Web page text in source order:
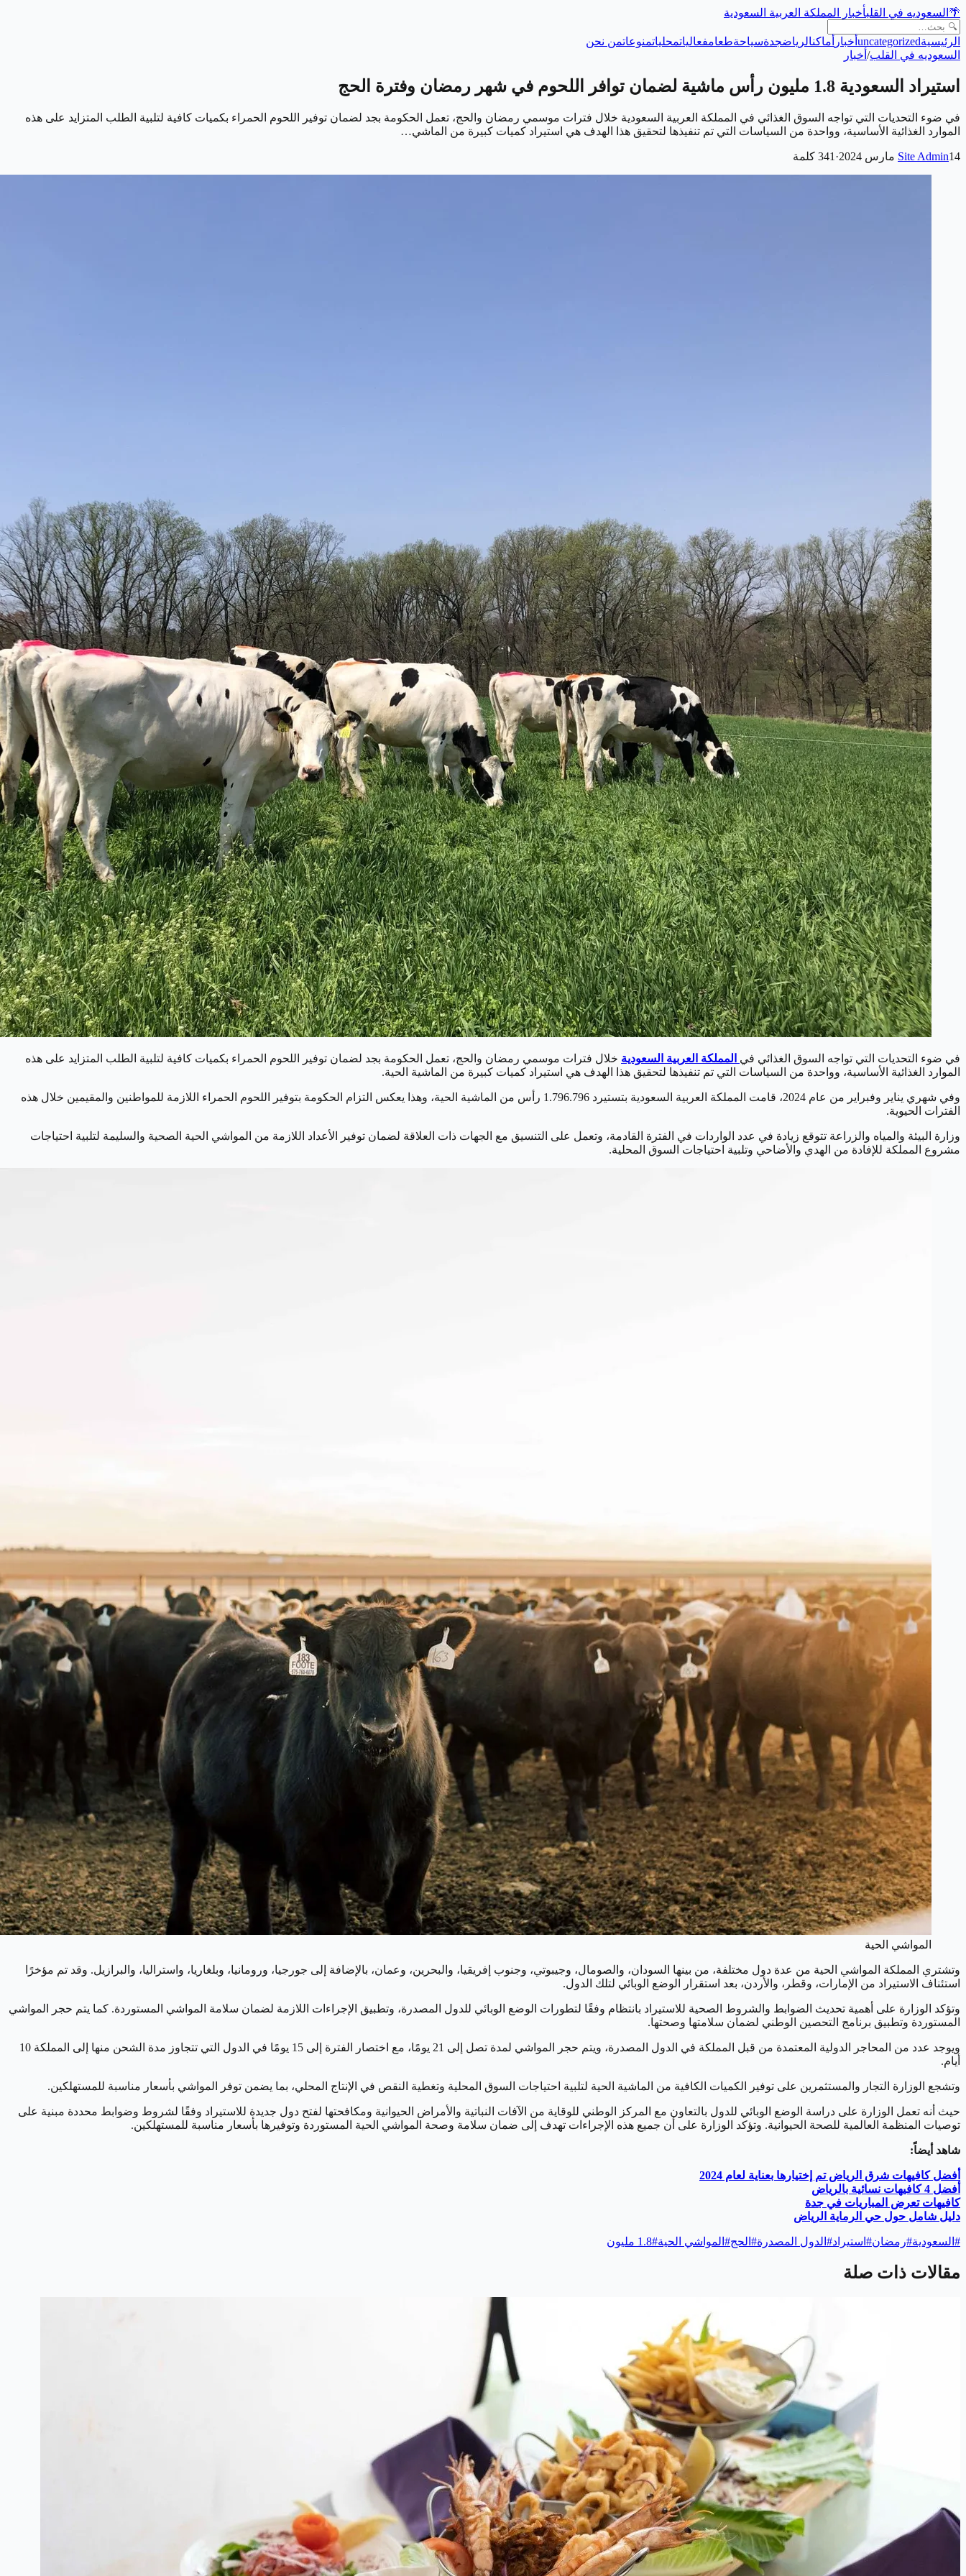
🌴 السعوديه في القلبأخبار المملكة العربية السعودية
الرئيسيةuncategorized أخبار أماكنالرياضجدةسياحةطعامفعالياتمحلياتمنوعاتمن نحن
السعوديه في القلب/ أخبار
استيراد السعودية 1.8 مليون رأس ماشية لضمان توافر اللحوم في شهر رمضان وفترة الحج
في ضوء التحديات التي تواجه السوق الغذائي في المملكة العربية السعودية خلال فترات موسمي رمضان والحج، تعمل الحكومة بجد لضمان توفير اللحوم الحمراء بكميات كافية لتلبية الطلب المتزايد على هذه
الموارد الغذائية الأساسية، وواحدة من السياسات التي تم تنفيذها لتحقيق هذا الهدف هي استيراد كميات كبيرة من الماشي…
Site Admin14 مارس 2024 ·
341 كلمة
في ضوء التحديات التي تواجه السوق الغذائي في المملكة العربية السعودية خلال فترات موسمي رمضان والحج، تعمل الحكومة بجد لضمان توفير اللحوم الحمراء بكميات كافية لتلبية الطلب المتزايد على هذه
الموارد الغذائية الأساسية، وواحدة من السياسات التي تم تنفيذها لتحقيق هذا الهدف هي استيراد كميات كبيرة من الماشية الحية.
وفي شهري يناير وفبراير من عام 2024، قامت المملكة العربية السعودية بتستيرد 1.796.796 رأس من الماشية الحية، وهذا يعكس التزام الحكومة بتوفير اللحوم الحمراء اللازمة للمواطنين والمقيمين خلال هذه
الفترات الحيوية.
وزارة البيئة والمياه والزراعة تتوقع زيادة في عدد الواردات في الفترة القادمة، وتعمل على التنسيق مع الجهات ذات العلاقة لضمان توفير الأعداد اللازمة من المواشي الحية الصحية والسليمة لتلبية احتياجات
مشروع المملكة للإفادة من الهدي والأضاحي وتلبية احتياجات السوق المحلية.
المواشي الحية
وتشتري المملكة المواشي الحية من عدة دول مختلفة، من بينها السودان، والصومال، وجيبوتي، وجنوب إفريقيا، والبحرين، وعمان، بالإضافة إلى جورجيا، ورومانيا، وبلغاريا، واستراليا، والبرازيل. وقد تم مؤخرًا
استئناف الاستيراد من الإمارات، وقطر، والأردن، بعد استقرار الوضع الوبائي لتلك الدول.
وتؤكد الوزارة على أهمية تحديث الضوابط والشروط الصحية للاستيراد بانتظام وفقًا لتطورات الوضع الوبائي للدول المصدرة، وتطبيق الإجراءات اللازمة لضمان سلامة المواشي المستوردة. كما يتم حجر المواشي
المستوردة وتطبيق برنامج التحصين الوطني لضمان سلامتها وصحتها.
ويوجد عدد من المحاجر الدولية المعتمدة من قبل المملكة في الدول المصدرة، ويتم حجر المواشي لمدة تصل إلى 21 يومًا، مع اختصار الفترة إلى 15 يومًا في الدول التي تتجاوز مدة الشحن منها إلى المملكة 10
أيام.
وتشجع الوزارة التجار والمستثمرين على توفير الكميات الكافية من الماشية الحية لتلبية احتياجات السوق المحلية وتغطية النقص في الإنتاج المحلي، بما يضمن توفر المواشي بأسعار مناسبة للمستهلكين.
حيث أنه تعمل الوزارة على دراسة الوضع الوبائي للدول بالتعاون مع المركز الوطني للوقاية من الآفات النباتية والأمراض الحيوانية ومكافحتها لفتح دول جديدة للاستيراد وفقًا لشروط وضوابط محددة مبنية على
توصيات المنظمة العالمية للصحة الحيوانية. وتؤكد الوزارة على أن جميع هذه الإجراءات تهدف إلى ضمان سلامة وصحة المواشي الحية المستوردة وتوفيرها بأسعار مناسبة للمستهلكين.
شاهد أيضاً:
أفضل كافيهات شرق الرياض تم إختيارها بعناية لعام 2024
أفضل 4 كافيهات نسائية بالرياض
كافيهات تعرض المباريات في جدة
دليل شامل حول حي الرماية الرياض
# السعودية#رمضان# استيراد# الدول المصدرة# الحج# المواشي الحية#1.8 مليون
مقالات ذات صلة